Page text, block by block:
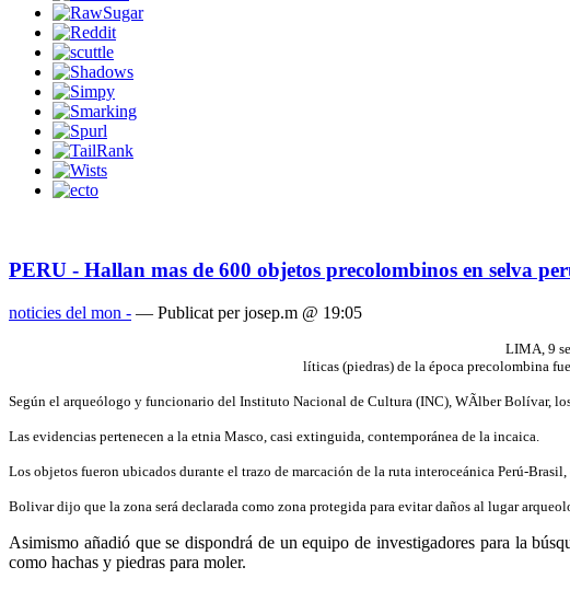
PERU - Hallan mas de 600 objetos precolombinos en selva
noticies del mon - — Publicat per josep.m @ 19:05
LIMA, 9
líticas (piedras) de la época precolombina
Según el arqueólogo y funcionario del Instituto Nacional de Cultura (INC), WÃ­lber Bolívar,
Las evidencias pertenecen a la etnia Masco, casi extinguida, contemporánea de la incaica.
Los objetos fueron ubicados durante el trazo de marcación de la ruta interoceánica Perú-
Boli­var dijo que la zona será declarada como zona protegida para evitar daños al lugar
Asimismo añadió que se dispondrá de un equipo de investigadores para la
como hachas y piedras para moler.